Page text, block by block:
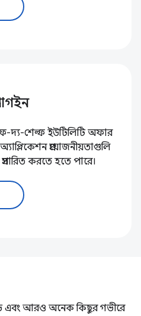
দ্য-শেল্ফ ইউটিলিটি অফার
প্রয়োজনীয়তাগুলি
করতে হতে পারে।
এবং আরও অনেক কিছুর গভীরে